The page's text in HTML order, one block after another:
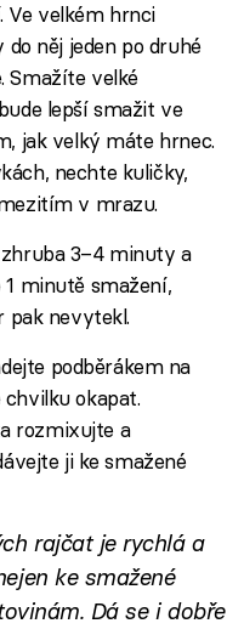
Ve velkém hrnci
něj jeden po druhé
Smažíte velké
lepší smažit ve
jak velký máte hrnec.
nechte kuličky,
v mrazu.
3–4 minuty a
minutě smažení,
pak nevytekl.
podběrákem na
okapat.
rozmixujte a
ji ke smažené
rajčat je rychlá a
ke smažené
Dá se i dobře